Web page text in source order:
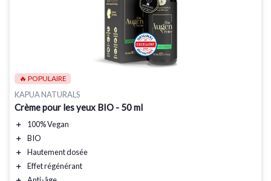
🔥 POPULAIRE
KAPUA NATURALS
Crème pour les yeux BIO - 50 ml
＋
100% Vegan
＋
BIO
＋
Hautement dosée
＋
Effet régénérant